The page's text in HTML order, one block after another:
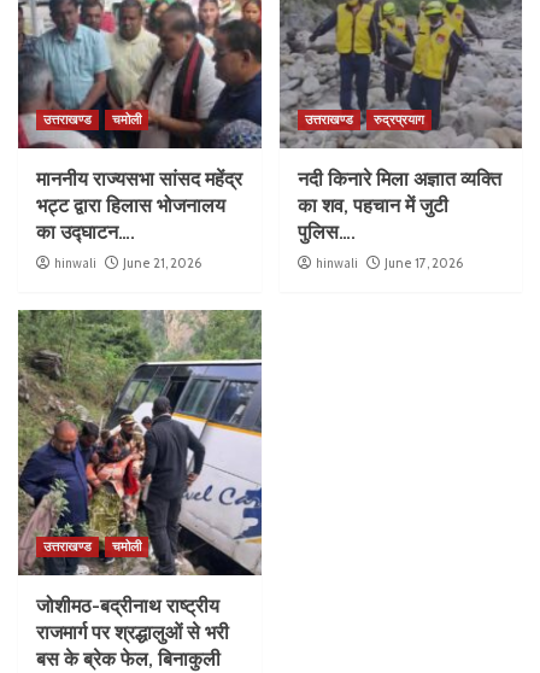
उत्तराखण्ड चमोली
माननीय राज्यसभा सांसद महेंद्र
भट्ट द्वारा हिलास भोजनालय
का उद्घाटन….
hinwali June 21, 2026
उत्तराखण्ड रुद्रप्रयाग
नदी किनारे मिला अज्ञात व्यक्ति
का शव, पहचान में जुटी
पुलिस….
hinwali June 17, 2026
उत्तराखण्ड चमोली
जोशीमठ-बद्रीनाथ राष्ट्रीय
राजमार्ग पर श्रद्धालुओं से भरी
बस के ब्रेक फेल, बिनाकुली